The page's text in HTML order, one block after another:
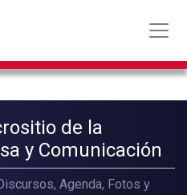
de la
y Comunicación
Agenda, Fotos y